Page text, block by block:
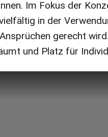
Im Fokus der
in der
gerecht
und Platz für